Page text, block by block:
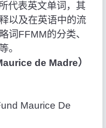
代表英文单词，其
以及在英语中的流
词FFMM的分类、
。
de Madre）
Maurice De